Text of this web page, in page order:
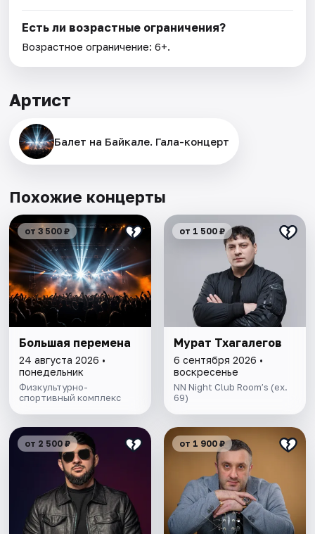
Есть ли возрастные ограничения?
Возрастное ограничение: 6+.
Артист
Балет на Байкале. Гала-концерт
Похожие концерты
от 3 500 ₽
Большая перемена
24 августа 2026 •
понедельник
Физкультурно-
спортивный комплекс
от 1 500 ₽
Мурат Тхагалегов
6 сентября 2026 •
воскресенье
NN Night Club Room’s (ex.
69)
от 2 500 ₽ от 1 900 ₽